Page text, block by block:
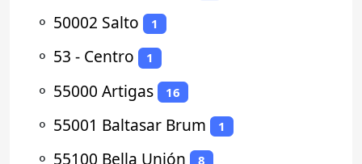
⚬ 50002 Salto 1
⚬ 53 - Centro 1
⚬ 55000 Artigas 16
⚬ 55001 Baltasar Brum 1
⚬ 55100 Bella Unión 8